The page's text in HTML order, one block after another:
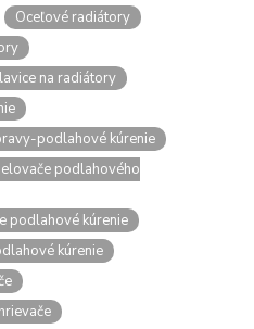
Oceľové radiátory
na radiátory
podlahové kúrenie
podlahového
podlahové kúrenie
kúrenie